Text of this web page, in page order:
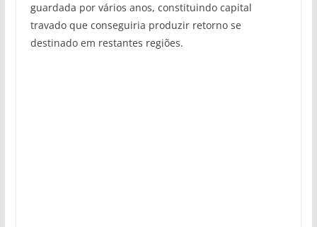
guardada por vários anos, constituindo capital
travado que conseguiria produzir retorno se
destinado em restantes regiões.